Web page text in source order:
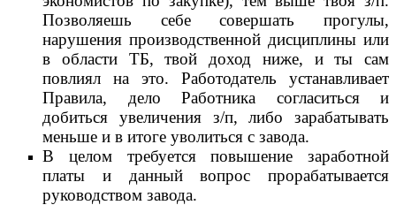
Позволяешь себе совершать прогулы,
нарушения производственной дисциплины или
в области ТБ, твой доход ниже, и ты сам
повлиял на это. Работодатель устанавливает
Правила, дело Работника согласиться и
добиться увеличения з/п, либо зарабатывать
меньше и в итоге уволиться с завода.
В целом требуется повышение заработной
платы и данный вопрос прорабатывается
руководством завода.